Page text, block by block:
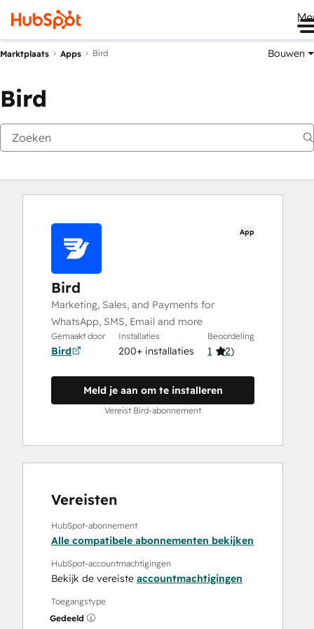
Marktplaats Apps Bird Bouwen
Bird
App
Bird
Marketing, Sales, and Payments for
WhatsApp, SMS, Email and more
Gemaakt door
Bird
Installaties
200+ installaties
Beoordeling
1 (2)
Meld je aan om te installeren
Vereist Bird-abonnement
Vereisten
HubSpot-abonnement
Alle compatibele abonnementen bekijken
HubSpot-accountmachtigingen
Bekijk de vereiste accountmachtigingen
Toegangstype
Gedeeld